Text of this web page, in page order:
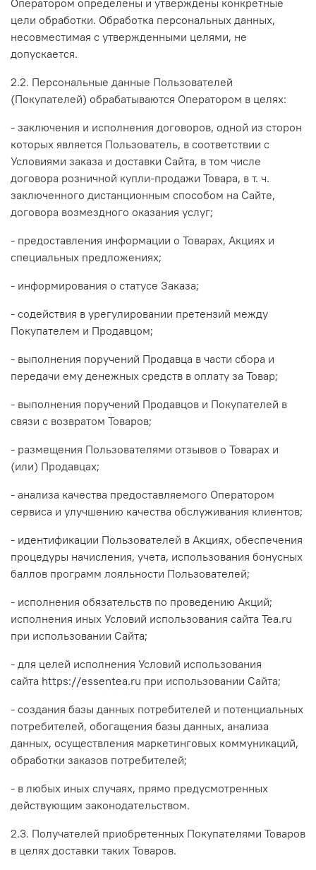
цели обработки. Обработка персональных данных,
несовместимая с утвержденными целями, не
допускается.
2.2. Персональные данные Пользователей
(Покупателей) обрабатываются Оператором в целях:
- заключения и исполнения договоров, одной из сторон
которых является Пользователь, в соответствии с
Условиями заказа и доставки Сайта, в том числе
договора розничной купли-продажи Товара, в т. ч.
заключенного дистанционным способом на Сайте,
договора возмездного оказания услуг;
- предоставления информации о Товарах, Акциях и
специальных предложениях;
- информирования о статусе Заказа;
- содействия в урегулировании претензий между
Покупателем и Продавцом;
- выполнения поручений Продавца в части сбора и
передачи ему денежных средств в оплату за Товар;
- выполнения поручений Продавцов и Покупателей в
связи с возвратом Товаров;
- размещения Пользователями отзывов о Товарах и
(или) Продавцах;
- анализа качества предоставляемого Оператором
сервиса и улучшению качества обслуживания клиентов;
- идентификации Пользователей в Акциях, обеспечения
процедуры начисления, учета, использования бонусных
баллов программ лояльности Пользователей;
- исполнения обязательств по проведению Акций;
исполнения иных Условий использования сайта Tea.ru
при использовании Сайта;
- для целей исполнения Условий использования
сайта https://essentea.ru при использовании Сайта;
- создания базы данных потребителей и потенциальных
потребителей, обогащения базы данных, анализа
данных, осуществления маркетинговых коммуникаций,
обработки заказов потребителей;
- в любых иных случаях, прямо предусмотренных
действующим законодательством.
2.3. Получателей приобретенных Покупателями Товаров
в целях доставки таких Товаров.